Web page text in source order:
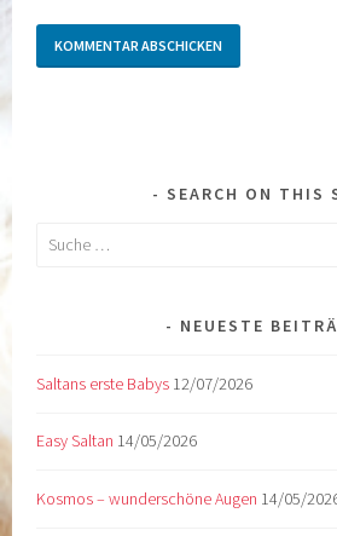
SEARCH ON THIS
Suche
NEUESTE
Saltans erste Babys 12/07/2026
Easy Saltan 14/05/2026
Kosmos – wunderschöne Augen 14/05/